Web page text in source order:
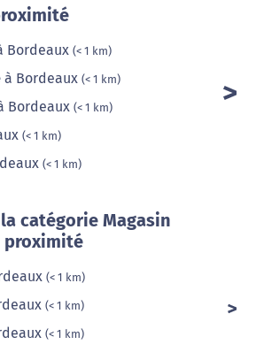
Bordeaux (< 1 km)
à Bordeaux (< 1 km)
Bordeaux (< 1 km)
(< 1 km)
(< 1 km)
catégorie Magasin
proximité
(< 1 km)
(< 1 km)
(< 1 km)